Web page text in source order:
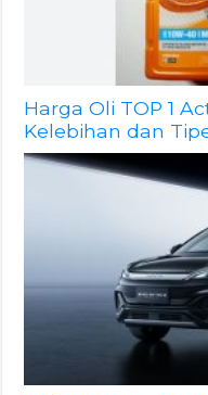
Harga Oli TOP 1
Kelebihan dan